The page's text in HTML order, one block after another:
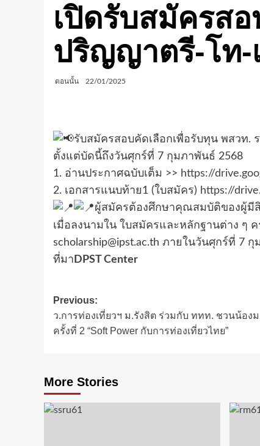
เปิดรับสมัครส
ปริญญาตรี-โท-
ตอนนั้น 22/01/2025
รับสมัครสอบคัดเลือกเพื่อรับทุน พสวท.
ตั้งแต่บัดนี้ถึงวันศุกร์ที่ 7 กุมภาพันธ์ 2568
1. อ่านประกาศฉบับเต็ม >> https://
2. เอกสารแนบท้าย1 (ใบสมัคร) https://
ผู้สมัครต้องศึกษาคุณสมบัติของผู้มี
เมื่อลงนามใน ใบสมัครและหลักฐานต่าง ๆ
scholarship@ipst.ac.th ภายในวันศุกร์ที่ 7
ที่มา DPST Center
Post
navigation
Previous:
ว.การท่องเที่ยวฯ ม.รังสิต ร่วมกับ ททท. ชวนน้อ
ครั้งที่ 2 “Soft Power กับการท่องเที่ยวไทย”
More Stories